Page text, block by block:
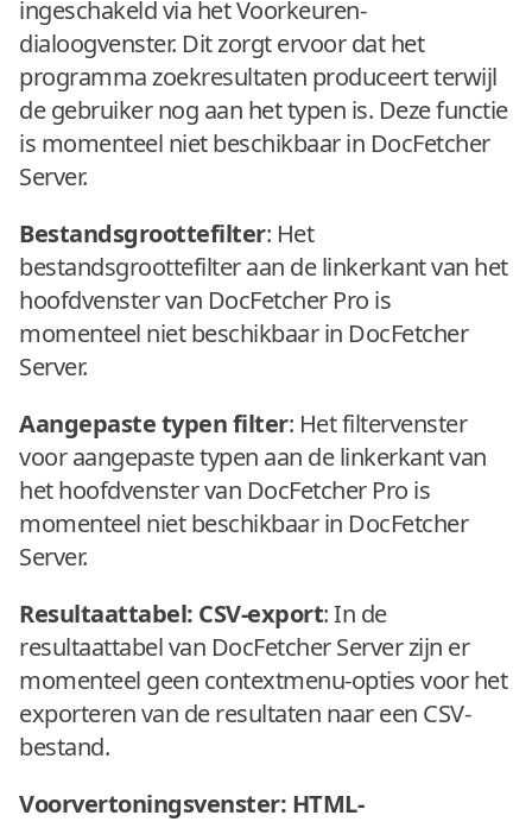
ingeschakeld via het Voorkeuren-
dialoogvenster. Dit zorgt ervoor dat het
programma zoekresultaten produceert terwijl
de gebruiker nog aan het typen is. Deze functie
is momenteel niet beschikbaar in DocFetcher
Server.
Bestandsgroottefilter: Het
bestandsgroottefilter aan de linkerkant van het
hoofdvenster van DocFetcher Pro is
momenteel niet beschikbaar in DocFetcher
Server.
Aangepaste typen filter: Het filtervenster
voor aangepaste typen aan de linkerkant van
het hoofdvenster van DocFetcher Pro is
momenteel niet beschikbaar in DocFetcher
Server.
Resultaattabel: CSV-export: In de
resultaattabel van DocFetcher Server zijn er
momenteel geen contextmenu-opties voor het
exporteren van de resultaten naar een CSV-
bestand.
Voorvertoningsvenster: HTML-